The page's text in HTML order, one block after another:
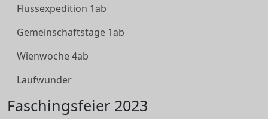
Flussexpedition 1ab
Gemeinschaftstage 1ab
Wienwoche 4ab
Laufwunder
Faschingsfeier 2023